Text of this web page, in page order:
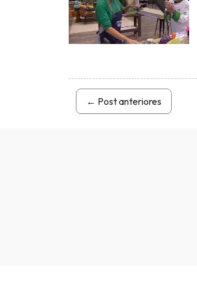
← Post anteriores